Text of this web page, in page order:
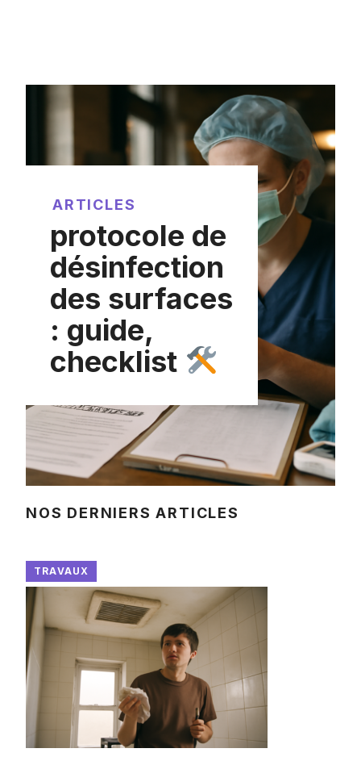
ARTICLES
protocole de
désinfection
des surfaces
: guide,
checklist
NOS DERNIERS ARTICLES
TRAVAUX